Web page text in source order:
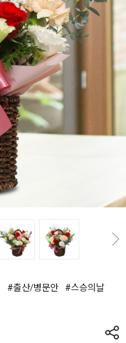
#출산/병문안
#스승의날